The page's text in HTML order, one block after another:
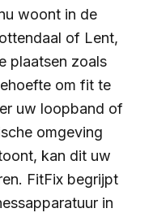
woont in de
of Lent,
plaatsen zoals
om fit te
uw loopband of
omgeving
kan dit uw
FitFix begrijpt
in